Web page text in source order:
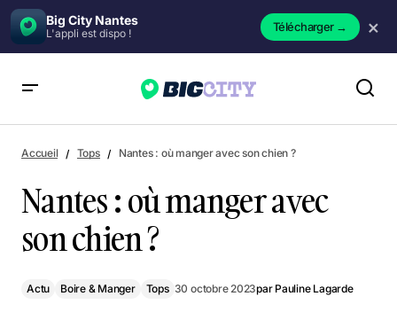
Big City Nantes
L'appli est dispo ! Télécharger→ ×
Accueil Tops Nantes : où manger avec son chien ?
Nantes : où manger avec
son chien ?
Actu Boire & Manger Tops 30 octobre 2023par Pauline Lagarde